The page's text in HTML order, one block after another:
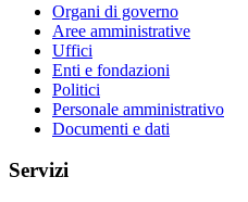
Organi di governo
Aree amministrative
Uffici
Enti e fondazioni
Politici
Personale amministrativo
Documenti e dati
Servizi